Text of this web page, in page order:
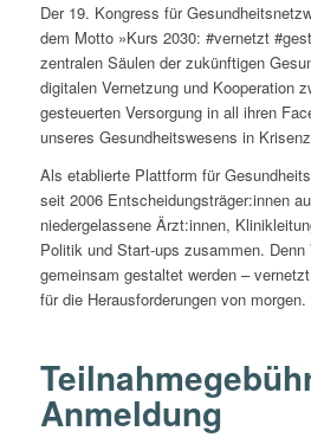
Der 19. Kongress für
dem Motto »Kurs 2030: #vernetzt
zentralen Säulen der zukünftigen
digitalen Vernetzung und Kooperation
gesteuerten Versorgung in all ihren
unseres Gesundheitswesens in
Als etablierte Plattform für
seit 2006 Entscheidungsträger:innen
niedergelassene Ärzt:innen,
Politik und Start-ups zusammen. Denn
gemeinsam gestaltet werden –
für die Herausforderungen von morgen.
Anmeldung